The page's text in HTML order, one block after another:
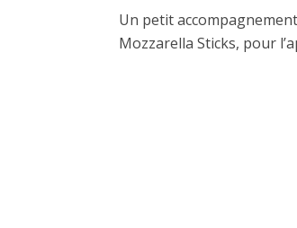
Un petit
Mozzarella Sticks, pour